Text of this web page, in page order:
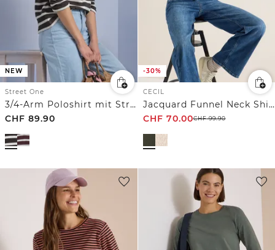
NEW
Street One
3/4-Arm Poloshirt mit Streifenmuster
CHF 89.90
-30%
CECIL
Jacquard Funnel Neck Shirt
CHF 70.00CHF99.90